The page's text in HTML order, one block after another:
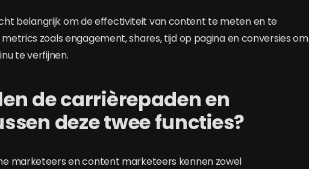
belangrijk om de effectiviteit van content te meten en te
zoals engagement, shares, tijd op pagina en conversies om
te verfijnen.
de carrièrepaden en
deze twee functies?
marketeers en content marketeers kennen zowel